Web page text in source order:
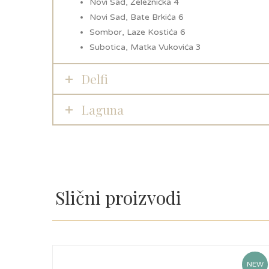
Novi Sad, Železnička 4
Novi Sad, Bate Brkića 6
Sombor, Laze Kostića 6
Subotica, Matka Vukovića 3
Delfi
Laguna
Slični proizvodi
NEW